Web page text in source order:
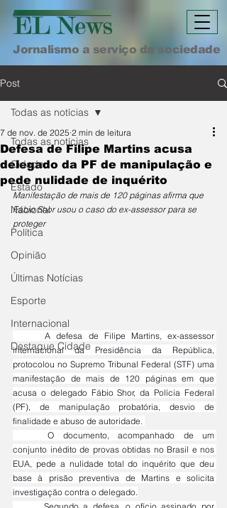
Jornalismo a serviço da sociedade
Post
Todas as notícias
Cidade
Estado
Nacional
Política
Opinião
Últimas Notícias
Esporte
Internacional
Destaque Cidade
Todas as notícias
Defesa de Filipe Martins acusa
delegado da PF de manipulação e
pede nulidade de inquérito
7 de nov. de 2025 2 min de leitura
Manifestação de mais de 120 páginas afirma que
Fábio Shor usou o caso do ex-assessor para se
proteger
	A defesa de Filipe Martins, ex-assessor
internacional da Presidência da República,
protocolou no Supremo Tribunal Federal (STF) uma
manifestação de mais de 120 páginas em que
acusa o delegado Fábio Shor, da Polícia Federal
(PF), de manipulação probatória, desvio de
finalidade e abuso de autoridade.
	O documento, acompanhado de um
conjunto inédito de provas obtidas no Brasil e nos
EUA, pede a nulidade total do inquérito que deu
base à prisão preventiva de Martins e solicita
investigação contra o delegado.